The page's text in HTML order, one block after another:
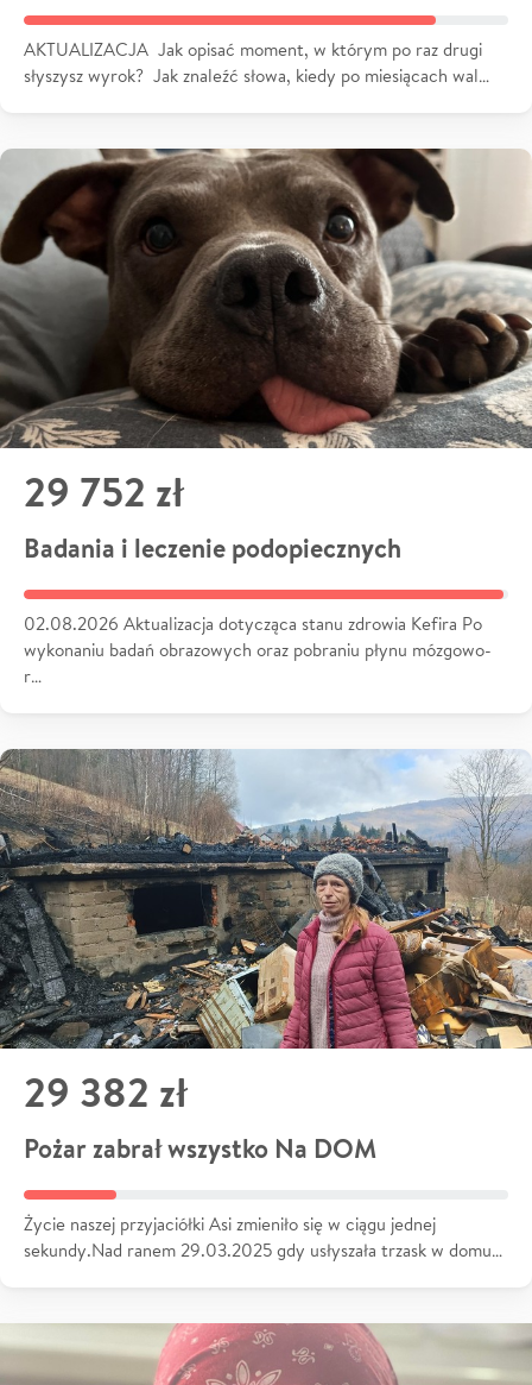
AKTUALIZACJA Jak opisać moment, w którym po raz drugi
słyszysz wyrok? Jak znaleźć słowa, kiedy po miesiącach wal…
29 752 zł
Badania i leczenie podopiecznych
02.08.2026 Aktualizacja dotycząca stanu zdrowia Kefira Po
wykonaniu badań obrazowych oraz pobraniu płynu mózgowo-
r…
29 382 zł
Pożar zabrał wszystko Na DOM
Życie naszej przyjaciółki Asi zmieniło się w ciągu jednej
sekundy.Nad ranem 29.03.2025 gdy usłyszała trzask w domu…